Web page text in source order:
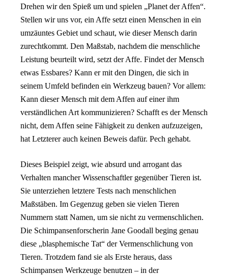
Drehen wir den Spieß um und spielen „Planet der Affen“.
Stellen wir uns vor, ein Affe setzt einen Menschen in ein
umzäuntes Gebiet und schaut, wie dieser Mensch darin
zurechtkommt. Den Maßstab, nachdem die menschliche
Leistung beurteilt wird, setzt der Affe. Findet der Mensch
etwas Essbares? Kann er mit den Dingen, die sich in
seinem Umfeld befinden ein Werkzeug bauen? Vor allem:
Kann dieser Mensch mit dem Affen auf einer ihm
verständlichen Art kommunizieren? Schafft es der Mensch
nicht, dem Affen seine Fähigkeit zu denken aufzuzeigen,
hat Letzterer auch keinen Beweis dafür. Pech gehabt.
Dieses Beispiel zeigt, wie absurd und arrogant das
Verhalten mancher Wissenschaftler gegenüber Tieren ist.
Sie unterziehen letztere Tests nach menschlichen
Maßstäben. Im Gegenzug geben sie vielen Tieren
Nummern statt Namen, um sie nicht zu vermenschlichen.
Die Schimpansenforscherin Jane Goodall beging genau
diese „blasphemische Tat“ der Vermenschlichung von
Tieren. Trotzdem fand sie als Erste heraus, dass
Schimpansen Werkzeuge benutzen – in der